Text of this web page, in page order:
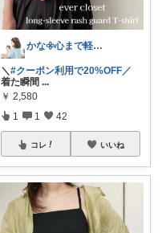
かな𖧷心まで軽くなる暮らしの記録🌿
＼#クーポン利用で20%OFF／
着た瞬間 ...
￥ 2,580
1 1 42
コレ いいね